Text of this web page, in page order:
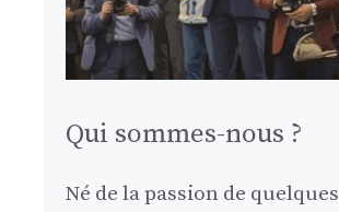
Qui sommes-nous ?
Né de la passion de quelques